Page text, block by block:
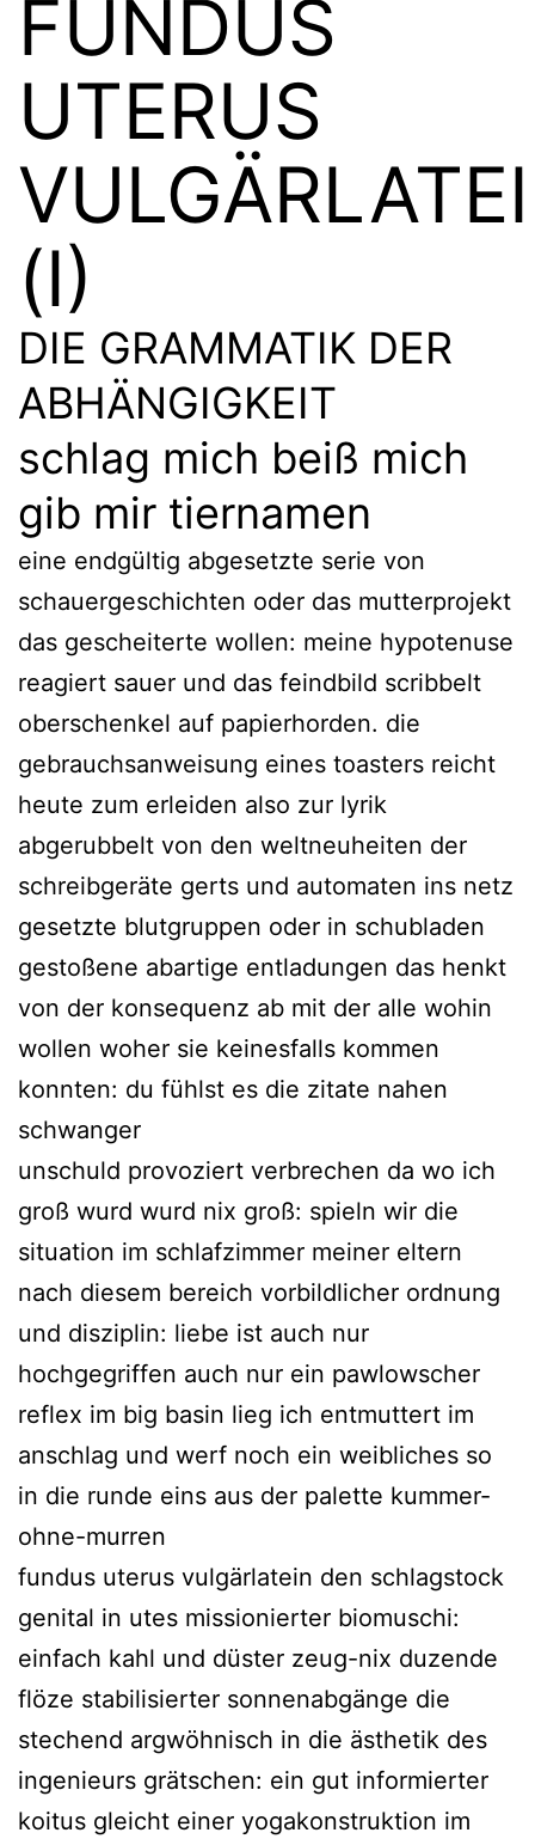
FUNDUS
UTERUS
(I)
DIE GRAMMATIK DER
ABHÄNGIGKEIT
schlag mich beiß mich
gib mir tiernamen
eine endgültig abgesetzte serie von
schauergeschichten oder das mutterprojekt
das gescheiterte wollen: meine hypotenuse
reagiert sauer und das feindbild scribbelt
oberschenkel auf papierhorden. die
gebrauchsanweisung eines toasters reicht
heute zum erleiden also zur lyrik
abgerubbelt von den weltneuheiten der
schreibgeräte gerts und automaten ins netz
gesetzte blutgruppen oder in schubladen
gestoßene abartige entladungen das henkt
von der konsequenz ab mit der alle wohin
wollen woher sie keinesfalls kommen
konnten: du fühlst es die zitate nahen
schwanger
unschuld provoziert verbrechen da wo ich
groß wurd wurd nix groß: spieln wir die
situation im schlafzimmer meiner eltern
nach diesem bereich vorbildlicher ordnung
und disziplin: liebe ist auch nur
hochgegriffen auch nur ein pawlowscher
reflex im big basin lieg ich entmuttert im
anschlag und werf noch ein weibliches so
in die runde eins aus der palette kummer-
ohne-murren
fundus uterus vulgärlatein den schlagstock
genital in utes missionierter biomuschi:
einfach kahl und düster zeug-nix duzende
flöze stabilisierter sonnenabgänge die
stechend argwöhnisch in die ästhetik des
ingenieurs grätschen: ein gut informierter
koitus gleicht einer yogakonstruktion im